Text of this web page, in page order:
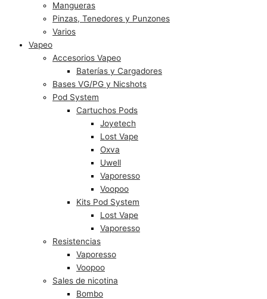
Mangueras
Pinzas, Tenedores y Punzones
Varios
Vapeo
Accesorios Vapeo
Baterías y Cargadores
Bases VG/PG y Nicshots
Pod System
Cartuchos Pods
Joyetech
Lost Vape
Oxva
Uwell
Vaporesso
Voopoo
Kits Pod System
Lost Vape
Vaporesso
Resistencias
Vaporesso
Voopoo
Sales de nicotina
Bombo